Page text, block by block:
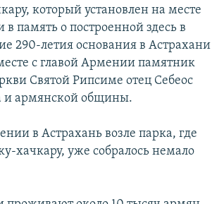
который установлен на месте
память о построенной здесь в
290-летия основания в Астрахани
с главой Армении памятник
Святой Рипсиме отец Себеос
и армянской общины.
в Астрахань возле парка, где
хачкару, уже собралось немало